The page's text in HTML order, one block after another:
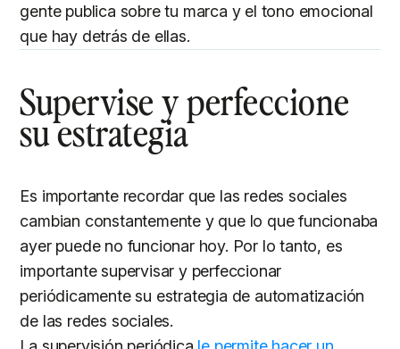
gente publica sobre tu marca y el tono emocional
que hay detrás de ellas.
Supervise y perfeccione
su estrategia
Es importante recordar que las redes sociales
cambian constantemente y que lo que funcionaba
ayer puede no funcionar hoy. Por lo tanto, es
importante supervisar y perfeccionar
periódicamente su estrategia de automatización
de las redes sociales.